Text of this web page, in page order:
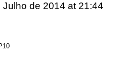
Julho de 2014 at 21:44